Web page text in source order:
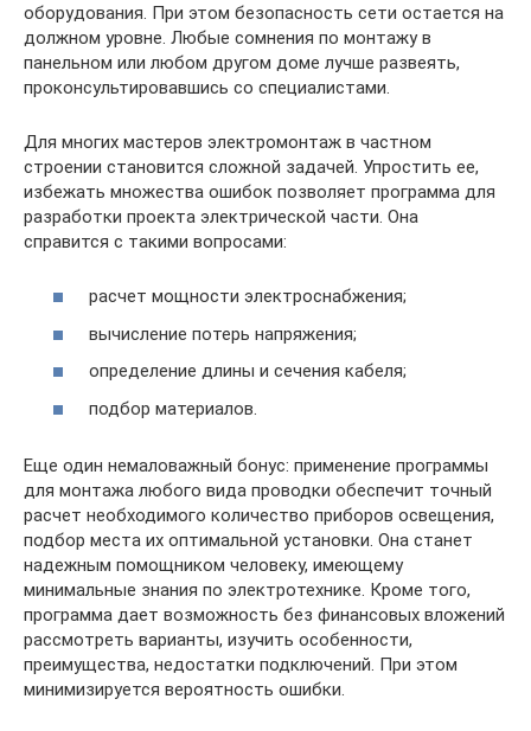
оборудования. При этом безопасность сети остается на
должном уровне. Любые сомнения по монтажу в
панельном или любом другом доме лучше развеять,
проконсультировавшись со специалистами.
Для многих мастеров электромонтаж в частном
строении становится сложной задачей. Упростить ее,
избежать множества ошибок позволяет программа для
разработки проекта электрической части. Она
справится с такими вопросами:
расчет мощности электроснабжения;
вычисление потерь напряжения;
определение длины и сечения кабеля;
подбор материалов.
Еще один немаловажный бонус: применение программы
для монтажа любого вида проводки обеспечит точный
расчет необходимого количество приборов освещения,
подбор места их оптимальной установки. Она станет
надежным помощником человеку, имеющему
минимальные знания по электротехнике. Кроме того,
программа дает возможность без финансовых вложений
рассмотреть варианты, изучить особенности,
преимущества, недостатки подключений. При этом
минимизируется вероятность ошибки.